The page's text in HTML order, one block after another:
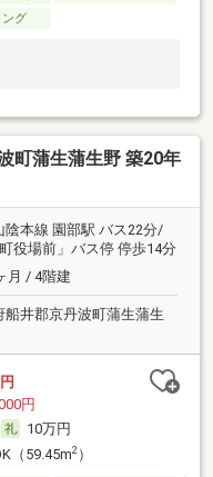
ング
町蒲生蒲生野 築20年
陰本線 園部駅 バス22分/
町役場前」バス停 停歩14分
月 / 4階建
船井郡京丹波町蒲生蒲生
円
10万円
（59.45m2）